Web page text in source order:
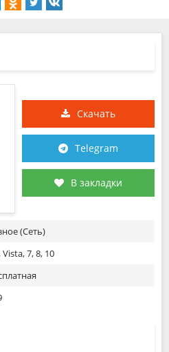
Скачать
Telegram
В закладки
(Сеть)
Vista, 7, 8, 10